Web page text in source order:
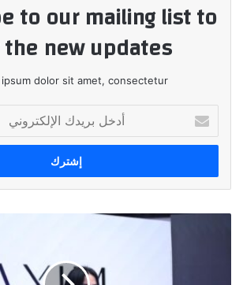
to our mailing list to
new updates!
ipsum dolor sit amet, consectetur.
بريدك
الإلكتروني